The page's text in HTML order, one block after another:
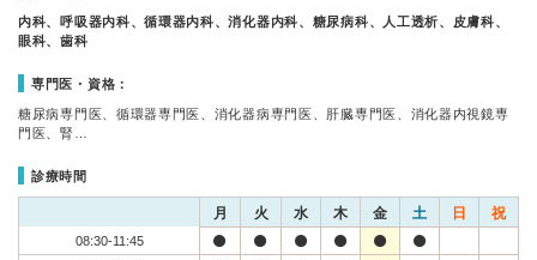
内科、呼吸器内科、循環器内科、消化器内科、糖尿病科、人工透析、皮膚科、
眼科、歯科
専門医・資格：
糖尿病専門医、循環器専門医、消化器病専門医、肝臓専門医、消化器内視鏡専
門医、腎…
診療時間
月 火 水 木 金 土 日 祝
08:30-11:45